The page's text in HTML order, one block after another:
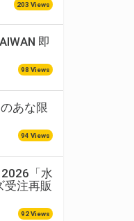
203 Views
即
98 Views
あな限
94 Views
2026「水
受注再販
92 Views